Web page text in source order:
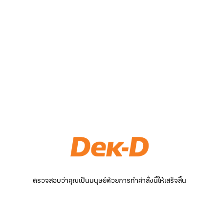
ตรวจสอบว่าคุณเป็นมนุษย์ด้วยการทำคำสั่งนี้ให้เสร็จสิ้น